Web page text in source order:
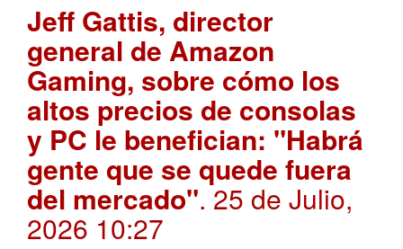
Jeff Gattis, director
general de Amazon
Gaming, sobre cómo los
altos precios de consolas
y PC le benefician: "Habrá
gente que se quede fuera
del mercado". 25 de Julio,
2026 10:27